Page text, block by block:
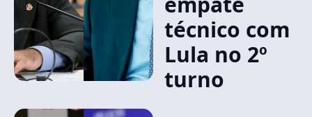
técnico com
Lula no 2º
turno